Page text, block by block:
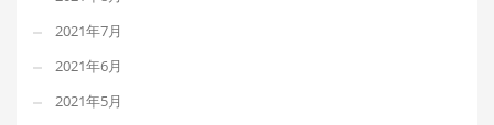
2021年7月
2021年6月
2021年5月